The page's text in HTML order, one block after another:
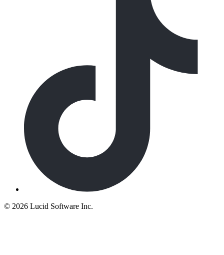
© 2026 Lucid Software Inc.